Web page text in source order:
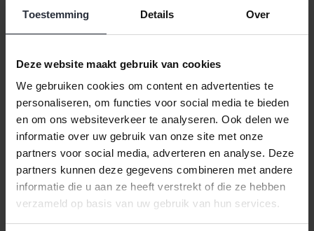
Toestemming Details Over
Deze website maakt gebruik van cookies
We gebruiken cookies om content en advertenties te
personaliseren, om functies voor social media te bieden
en om ons websiteverkeer te analyseren. Ook delen we
informatie over uw gebruik van onze site met onze
partners voor social media, adverteren en analyse. Deze
partners kunnen deze gegevens combineren met andere
informatie die u aan ze heeft verstrekt of die ze hebben
verzameld op basis van uw gebruik van hun services.
en milieuvriendelijke keuze voor uw keuken. Het handvat van 21
cm is gemaakt van flexibel silicone voor een comfortabele grip.
beukenhout en natuurlijk paardenhaar, wat zorgt voor een
effectieve en zachte reiniging.
Het slimme ontwerp met een verwisselbare borstelkop betekent
dat u altijd een schone en functionele afwasborstel bij de hand
hebt, terwijl u tegelijkertijd bijdraagt aan een budgetvriendelijke
en duurzame oplossing voor uw huishouden.
Afmetingen: 6 x 6 x 24 cm (LxBxH)
Materiaal: Beukenhout, paardenhaar en staal
Gewicht: 0,08 kg